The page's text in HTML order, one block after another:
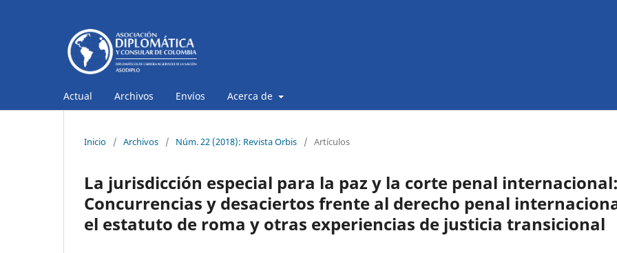
Actual Archivos Envíos Acerca de
Inicio / Archivos / Núm. 22 (2018): Revista Orbis / Artículos
La jurisdicción especial para la paz y la corte penal internacional:
Concurrencias y desaciertos frente al derecho penal
el estatuto de roma y otras experiencias de justicia transicional